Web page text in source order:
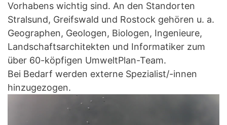
Vorhabens wichtig sind. An den Standorten
Stralsund, Greifswald und Rostock gehören u. a.
Geographen, Geologen, Biologen, Ingenieure,
Landschaftsarchitekten und Informatiker zum
über 60-köpfigen UmweltPlan-Team.
Bei Bedarf werden externe Spezialist/-innen
hinzugezogen.